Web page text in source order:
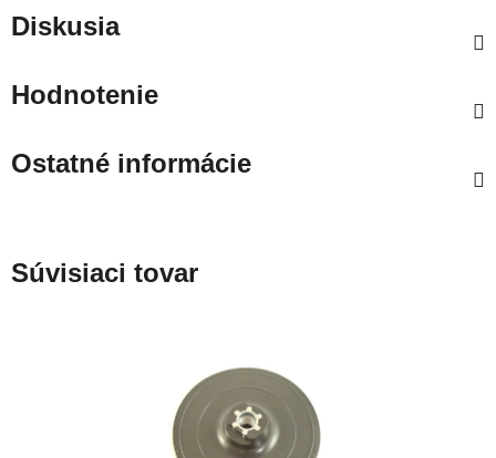
Diskusia
Hodnotenie
Ostatné informácie
Súvisiaci tovar